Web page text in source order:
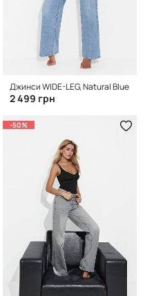
Джинси WIDE-LEG, Natural Blue
2 499 грн
-50%